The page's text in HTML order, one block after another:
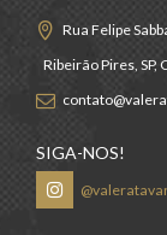
Rua Felipe
Ribeirão Pires, SP,
SIGA-NOS!